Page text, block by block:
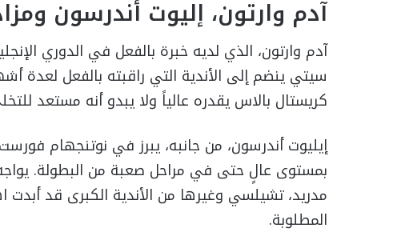
آدم وارتون، إليوت أندرسون
آدم وارتون، الذي لديه خبرة بالفعل في الدوري
سيتي ينضم إلى الأندية التي راقبته بالفعل لعدة
كريستال بالاس يقدره عالياً ولا يبدو أنه مستعد
إيليوت أندرسون، من جانبه، يبرز في نوتنجهام
بمستوى عالٍ حتى في مراحل صعبة من البطولة.
مدريد، تشيلسي وغيرها من الأندية الكبرى قد أبدت
المطلوبة.